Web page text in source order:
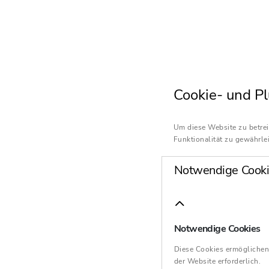
Cookie- und
Um diese Website zu
Funktionalität zu
Notwendige
Notwendige Cookies
Diese Cookies
der Website erforderlich.